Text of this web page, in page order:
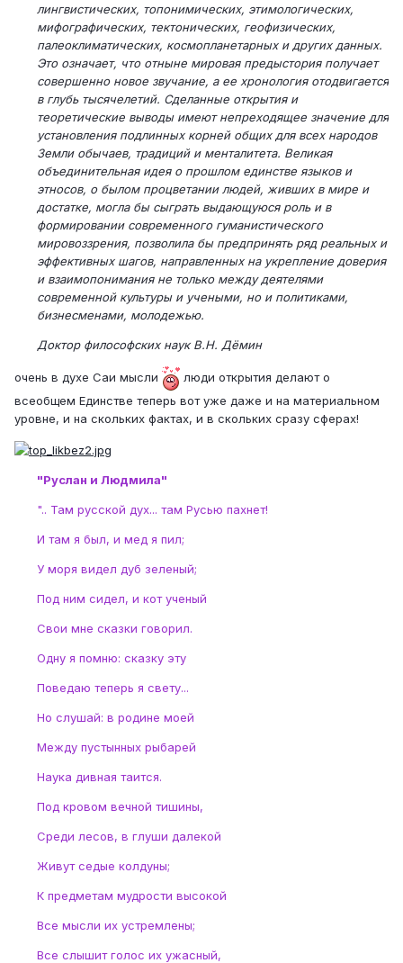
лингвистических, топонимических, этимологических,
мифографических, тектонических, геофизических,
палеоклиматических, космопланетарных и других данных.
Это означает, что отныне мировая предыстория получает
совершенно новое звучание, а ее хронология отодвигается
в глубь тысячелетий. Сделанные открытия и
теоретические выводы имеют непреходящее значение для
установления подлинных корней общих для всех народов
Земли обычаев, традиций и менталитета. Великая
объединительная идея о прошлом единстве языков и
этносов, о былом процветании людей, живших в мире и
достатке, могла бы сыграть выдающуюся роль и в
формировании современного гуманистического
мировоззрения, позволила бы предпринять ряд реальных и
эффективных шагов, направленных на укрепление доверия
и взаимопонимания не только между деятелями
современной культуры и учеными, но и политиками,
бизнесменами, молодежью.
Доктор философских наук В.Н. Дёмин
очень в духе Саи мысли
люди открытия делают о
всеобщем Единстве теперь вот уже даже и на материальном
уровне, и на скольких фактах, и в скольких сразу сферах!
"Руслан и Людмила"
".. Там русской дух... там Русью пахнет!
И там я был, и мед я пил;
У моря видел дуб зеленый;
Под ним сидел, и кот ученый
Свои мне сказки говорил.
Одну я помню: сказку эту
Поведаю теперь я свету...
Но слушай: в родине моей
Между пустынных рыбарей
Наука дивная таится.
Под кровом вечной тишины,
Среди лесов, в глуши далекой
Живут седые колдуны;
К предметам мудрости высокой
Все мысли их устремлены;
Все слышит голос их ужасный,